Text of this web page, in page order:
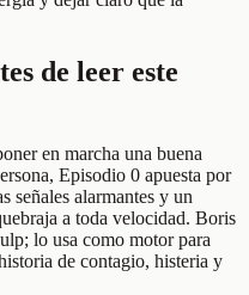
de leer este
en marcha una buena
Episodio 0 apuesta por
señales alarmantes y un
a toda velocidad. Boris
lo usa como motor para
de contagio, histeria y